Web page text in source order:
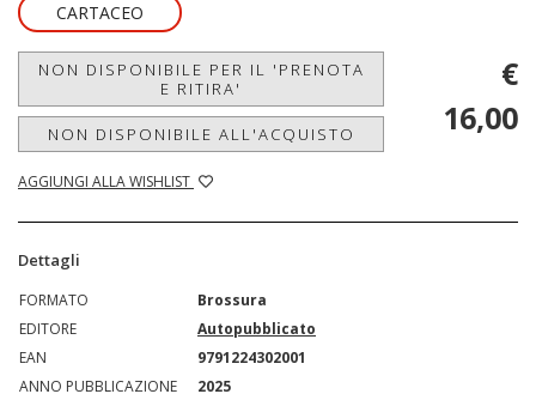
CARTACEO
NON DISPONIBILE PER IL 'PRENOTA
E RITIRA'
NON DISPONIBILE ALL'ACQUISTO
AGGIUNGI ALLA WISHLIST
€
16,00
Dettagli
FORMATO
Brossura
EDITORE
Autopubblicato
EAN
9791224302001
ANNO PUBBLICAZIONE
2025